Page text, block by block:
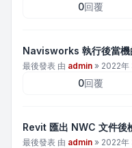
0回覆
Navisworks 執行後當機
最後發表 由 admin » 2022年
0回覆
Revit 匯出 NWC 文件後
最後發表 由 admin » 2022年